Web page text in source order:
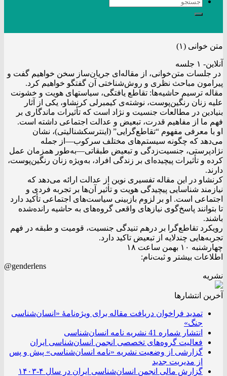
متن خوانی (۱)
آنلاین- ۱ جلسه
در جلسات متن‌خوانی، از مقاله‌ای جریان‌ساز سخن خواهیم گفت و
پیرامون مباحث نظری و روش‌شناختی آن گفتگو خواهیم کرد.
مقاله ترسیم حاشیه‌ها: تقاطع یافتگی، سیاستهای هویت و خشونت‌
علیه زنان رنگین‌پوست، نوشته‌ی کیمبرلی کرنشاو، یکی از آثار
بنیادین در مطالعات جنسیت و نژاد است که تأثیرات ماندگاری بر
فهم ما از مفاهیم قدرت، تبعیض و عدالت اجتماعی داشته است.
او با معرفی مفهوم “تقاطع‌گرایی” (اینترسکشنالیتی)، نشان
می‌دهد که چگونه سیستم‌های مختلف سرکوب—از جمله
نژادپرستی، جنسیت‌زدگی و تبعیض طبقاتی—به‌طور همزمان عمل
کرده و تأثیرات پیچیده‌ای بر زندگی افراد، به‌ویژه زنان رنگین‌پوست،
دارند.
کرنشاو در این مقاله تفسیری نوین از عدالت ارائه می‌دهد که
نیازمند شناسایی پیچیدگی هویت‌ و تأثیر آن‌ها بر تجربه فردی و
اجتماعی است. او بر لزوم بازبینی سیاست‌های اجتماعی تأکید دارد
تا بتوانند پاسخ‌گوی نیازهای واقعی گروه‌های به حاشیه رانده‌شده
باشند.
رویکرد تقاطع‌گرا بر درهم تنیدگی جنسیت، قومیت و طبقه در فهم
تجربه‌هایی چندلایه از تبعیض تاکید دارد.
چهارشنبه ۱۰ بهمن ساعت ۱۸
اطلاعات بیشتر و ثبت‌نام:
@genderlens
نشریه
آخرین انتشار‌ها
تمدید فراخوان دریافت مقاله برای ویژه‌نامۀ «انسان‌شناسی
جنگ»
انتشار شماره 41 نشریه نامه انسان‌شناسی
فعالیت گروه‌های تخصصی انجمن انسان‌شناسی ایران
گزارشی از وضعیت نشریه «نامه انسان‌شناسی» پیش و پس
از مدیریت جدید
گزارش مالی انجمن انسان‌شناسی ایران در سال ۴-۱۴۰۳